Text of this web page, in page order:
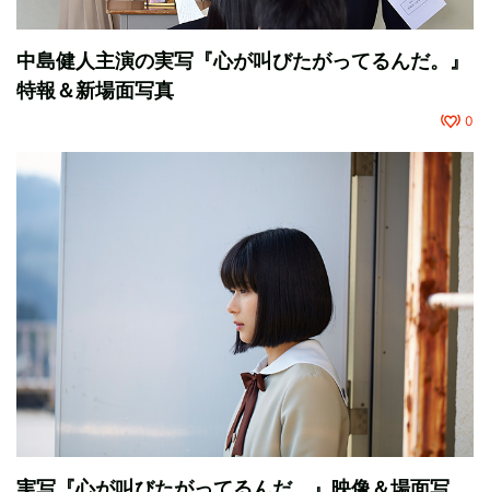
中島健人主演の実写『心が叫びたがってるんだ。』
特報＆新場面写真
0